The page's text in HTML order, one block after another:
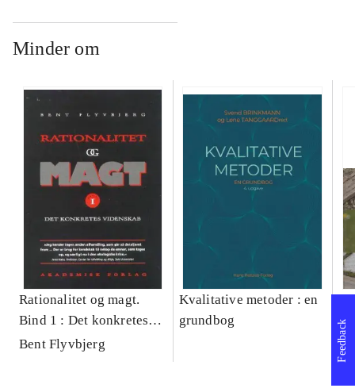
Minder om
Rationalitet og magt.
Bind 1 : Det konkretes
videnskab
Bent Flyvbjerg
Kvalitative metoder : en
grundbog
Feedback